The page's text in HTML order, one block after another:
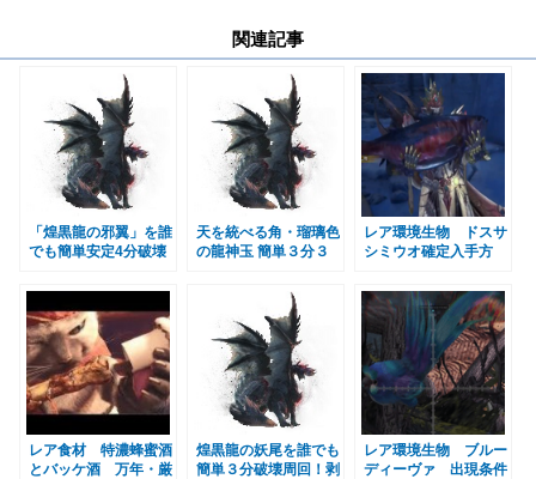
関連記事
「煌黒龍の邪翼」を誰
でも簡単安定4分破壊
ハンワールドアイスボ
ーン
天を統べる角・瑠璃色
の龍神玉 簡単３分３
ＩＢモンハンワールド
レア環境生物 ドスサ
シミウオ確定入手方
モンハンワールドアイ
スボーン
レア食材 特濃蜂蜜酒
とバッケ酒 万年・厳
煌黒龍の妖尾を誰でも
簡単３分破壊周回！剥
レア環境生物 ブルー
ディーヴァ 出現条件